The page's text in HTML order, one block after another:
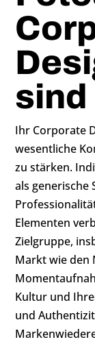
sind
Ihr Corporate
wesentliche
zu stärken.
als
Elementen
Zielgruppe,
Markt wie den
Kultur und
und